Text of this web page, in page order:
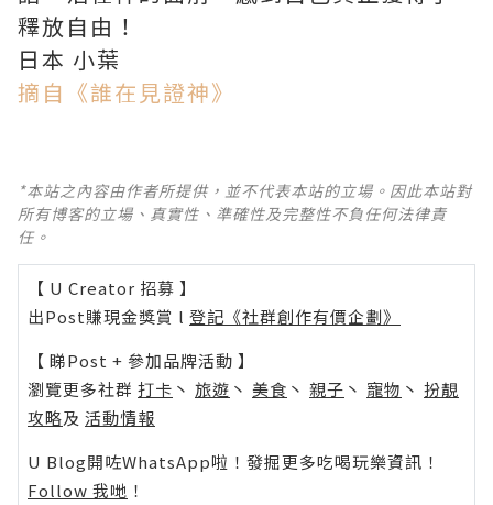
釋放自由！
日本 小葉
摘自《誰在見證神》
*本站之內容由作者所提供，並不代表本站的立場。因此本站對
所有博客的立場、真實性、準確性及完整性不負任何法律責
任。
【 U Creator 招募 】
出Post賺現金獎賞 l 登記《社群創作有價企劃》
【 睇Post + 參加品牌活動 】
瀏覽更多社群 打卡 丶 旅遊 丶 美食 丶 親子 丶 寵物 丶 扮靚
攻略及 活動情報
U Blog開咗WhatsApp啦！發掘更多吃喝玩樂資訊！
Follow 我哋 ！